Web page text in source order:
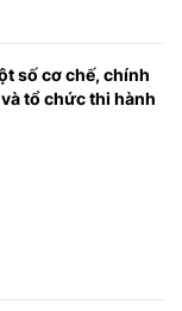
số cơ chế, chính
tổ chức thi hành